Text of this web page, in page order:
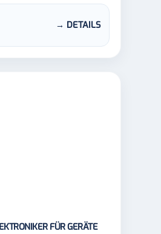
→ DETAILS
FÜR GERÄTE